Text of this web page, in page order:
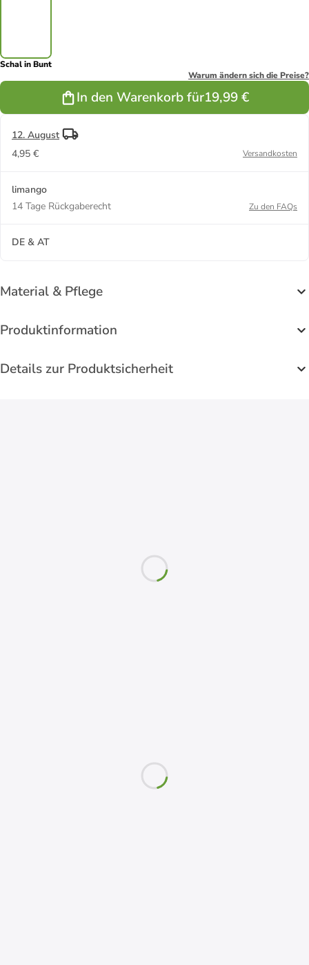
Schal in Bunt
Warum ändern sich die Preise?
In den Warenkorb für19,99 €
12. August
4,95 €
Versandkosten
limango
14 Tage Rückgaberecht
Zu den FAQs
DE & AT
Material & Pflege
Produktinformation
Details zur Produktsicherheit